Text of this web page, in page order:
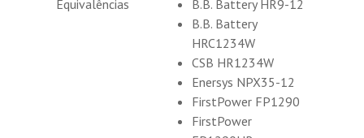
Equivalências
B.B. Battery HR9-12
B.B. Battery
HRC1234W
CSB HR1234W
Enersys NPX35-12
FirstPower FP1290
FirstPower